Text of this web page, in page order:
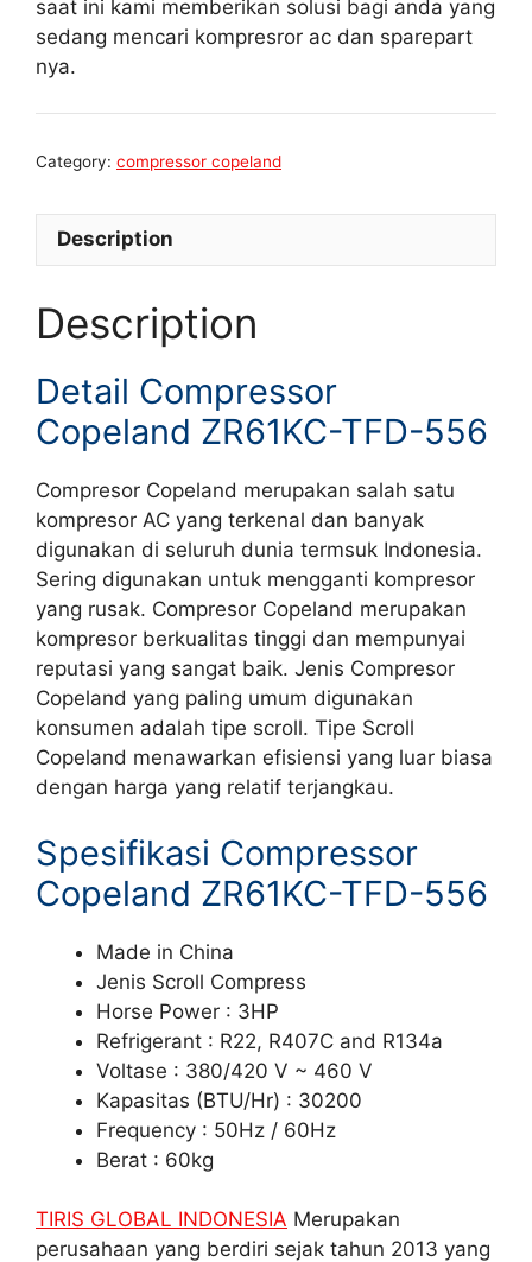
saat ini kami memberikan solusi bagi anda yang
sedang mencari kompresror ac dan sparepart
nya.
Category: compressor copeland
Description
Description
Detail Compressor
Copeland ZR61KC-TFD-556
Compresor Copeland merupakan salah satu
kompresor AC yang terkenal dan banyak
digunakan di seluruh dunia termsuk Indonesia.
Sering digunakan untuk mengganti kompresor
yang rusak. Compresor Copeland merupakan
kompresor berkualitas tinggi dan mempunyai
reputasi yang sangat baik. Jenis Compresor
Copeland yang paling umum digunakan
konsumen adalah tipe scroll. Tipe Scroll
Copeland menawarkan efisiensi yang luar biasa
dengan harga yang relatif terjangkau.
Spesifikasi Compressor
Copeland ZR61KC-TFD-556
Made in China
Jenis Scroll Compress
Horse Power : 3HP
Refrigerant : R22, R407C and R134a
Voltase : 380/420 V ~ 460 V
Kapasitas (BTU/Hr) : 30200
Frequency : 50Hz / 60Hz
Berat : 60kg
TIRIS GLOBAL INDONESIA Merupakan
perusahaan yang berdiri sejak tahun 2013 yang